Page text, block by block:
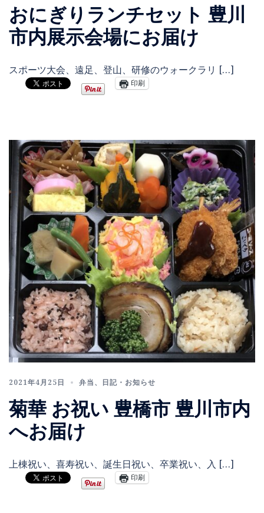
おにぎりランチセット 豊川
市内展示会場にお届け
スポーツ大会、遠足、登山、研修のウォークラリ […]
印刷
2021年4月25日 弁当、 日記・お知らせ
菊華 お祝い 豊橋市 豊川市内
へお届け
上棟祝い、喜寿祝い、誕生日祝い、卒業祝い、入 […]
印刷